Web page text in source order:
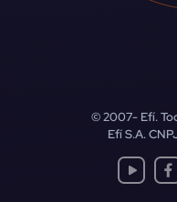
© 2007-Efí.
Efí S.A.